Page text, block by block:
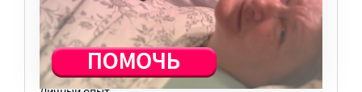
История
Колонки
Кто есть кто